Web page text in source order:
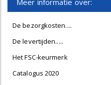
Meer informatie over:
De bezorgkosten....
De levertijden.....
Het FSC-keurmerk
Catalogus 2020